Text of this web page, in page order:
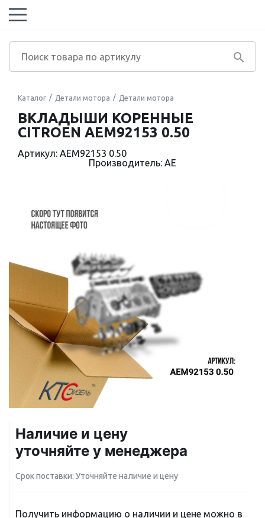
Каталог Детали мотора Детали мотора
ВКЛАДЫШИ КОРЕННЫЕ
CITROEN AEM92153 0.50
Артикул: AEM92153 0.50
Производитель: AE
Наличие и цену
уточняйте у менеджера
Срок поставки: Уточняйте наличие и цену
Получить информацию о наличии и цене можно в